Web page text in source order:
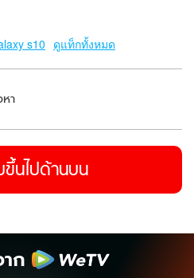
s10 ดูแท็กทั้งหมด
า
ขึ้นไปด้านบน
ก